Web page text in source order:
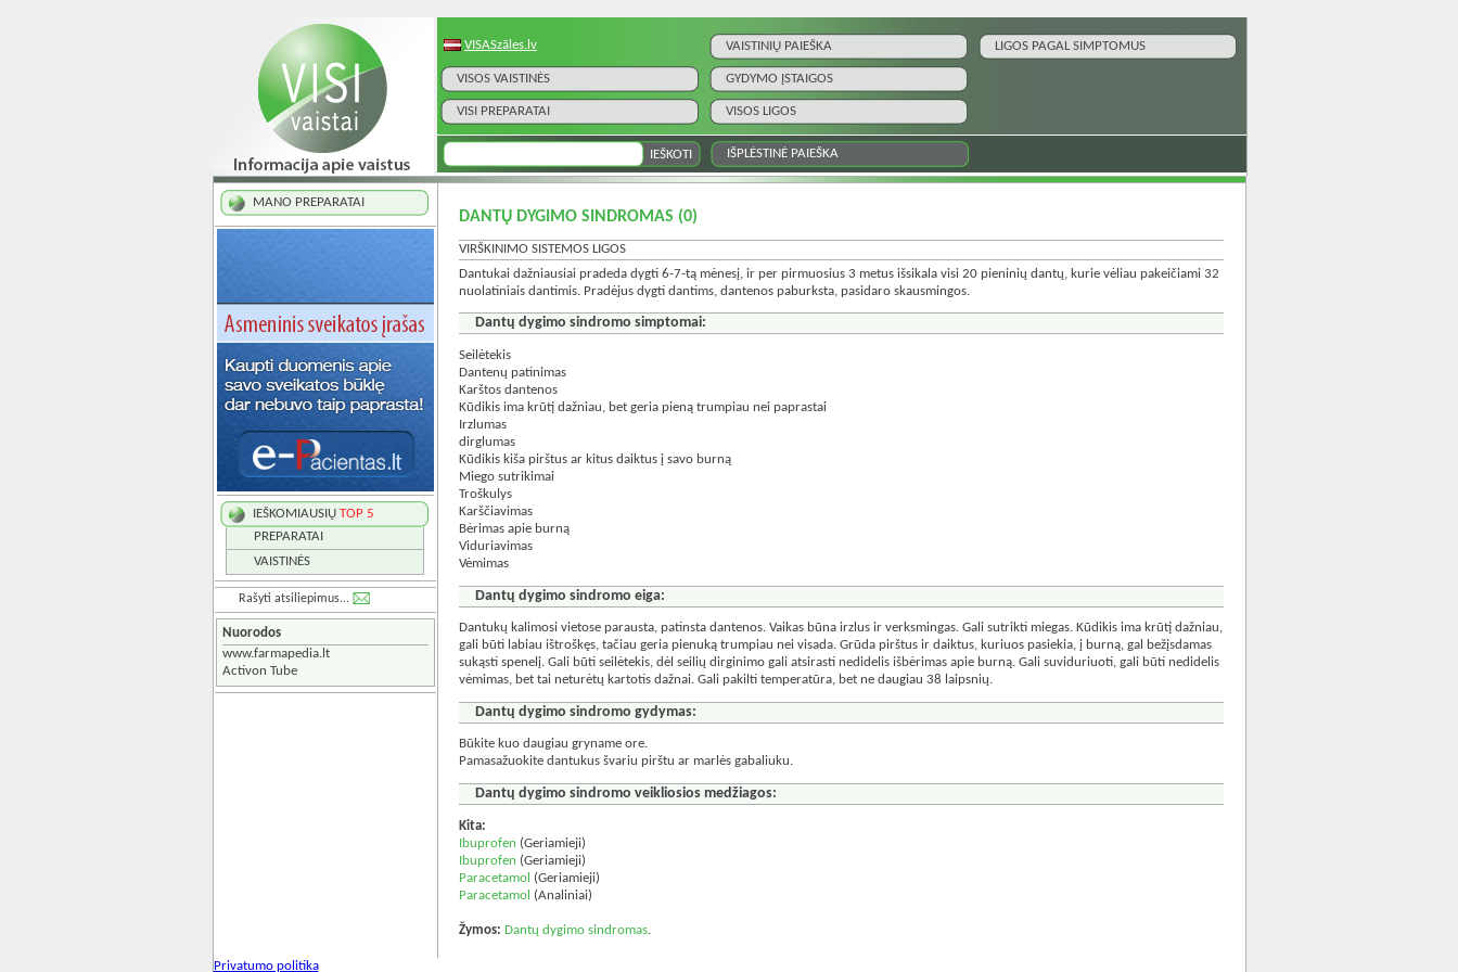
VISASzāles.lv VAISTINIŲ PAIEŠKA LIGOS PAGAL SIMPTOMUS
VISOS VAISTINĖS GYDYMO ĮSTAIGOS
VISI PREPARATAI VISOS LIGOS
IŠPLĖSTINĖ PAIEŠKA
MANO PREPARATAI
IEŠKOMIAUSIŲ TOP 5
PREPARATAI
VAISTINĖS
Rašyti atsiliepimus...
Nuorodos
www.farmapedia.lt
Activon Tube
DANTŲ DYGIMO SINDROMAS (0)
VIRŠKINIMO SISTEMOS LIGOS
Dantukai dažniausiai pradeda dygti 6-7-tą mėnesį, ir per pirmuosius 3 metus išsikala visi 20 pieninių dantų, kurie vėliau pakeičiami 32
nuolatiniais dantimis. Pradėjus dygti dantims, dantenos paburksta, pasidaro skausmingos.
Dantų dygimo sindromo simptomai:
Seilėtekis
Dantenų patinimas
Karštos dantenos
Kūdikis ima krūtį dažniau, bet geria pieną trumpiau nei paprastai
Irzlumas
dirglumas
Kūdikis kiša pirštus ar kitus daiktus į savo burną
Miego sutrikimai
Troškulys
Karščiavimas
Bėrimas apie burną
Viduriavimas
Vėmimas
Dantų dygimo sindromo eiga:
Dantukų kalimosi vietose parausta, patinsta dantenos. Vaikas būna irzlus ir verksmingas. Gali sutrikti miegas. Kūdikis ima krūtį dažniau,
gali būti labiau ištroškęs, tačiau geria pienuką trumpiau nei visada. Grūda pirštus ir daiktus, kuriuos pasiekia, į burną, gal bežįsdamas
sukąsti spenelį. Gali būti seilėtekis, dėl seilių dirginimo gali atsirasti nedidelis išbėrimas apie burną. Gali suviduriuoti, gali būti nedidelis
vėmimas, bet tai neturėtų kartotis dažnai. Gali pakilti temperatūra, bet ne daugiau 38 laipsnių.
Dantų dygimo sindromo gydymas:
Būkite kuo daugiau gryname ore.
Pamasažuokite dantukus švariu pirštu ar marlės gabaliuku.
Dantų dygimo sindromo veikliosios medžiagos:
Kita:
Ibuprofen (Geriamieji)
Ibuprofen (Geriamieji)
Paracetamol (Geriamieji)
Paracetamol (Analiniai)
Žymos: Dantų dygimo sindromas
Privatumo politika